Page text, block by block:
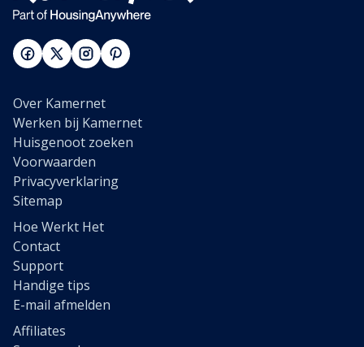
Over Kamernet
Werken bij Kamernet
Huisgenoot zoeken
Voorwaarden
Privacyverklaring
Sitemap
Hoe Werkt Het
Contact
Support
Handige tips
E-mail afmelden
Affiliates